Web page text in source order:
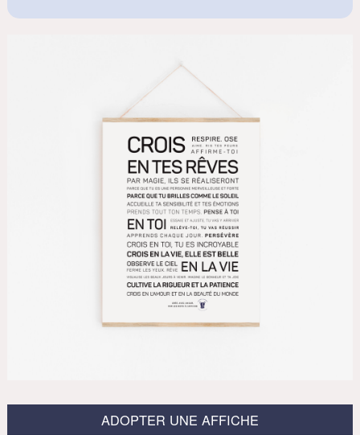
ADOPTER UNE AFFICHE